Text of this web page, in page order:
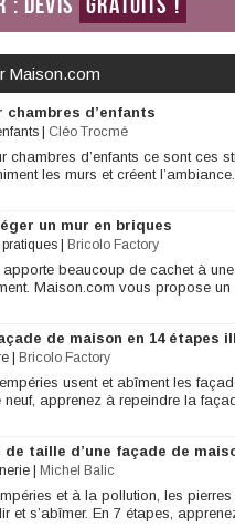
: DEVIS GRATUITS !
Maison.com
d’enfants
| Cléo Trocmé
chambres d’enfants ce sont ces
les murs et créent l’ambiance.
un mur en briques
| Bricolo Factory
beaucoup de cachet à
Maison.com vous propose
de maison en 14 étapes
| Bricolo Factory
usent et abîment les
neuf, apprenez à repeindre la
de taille d’une façade de
| Michel Balic
et à la pollution, les
et s’abîmer. En 7 étapes,